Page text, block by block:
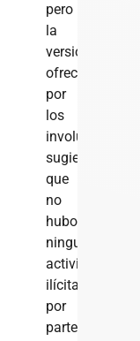
pero
la
versión
ofrecida
por
los
involucrados
sugiere
que
no
hubo
ninguna
actividad
ilícita
por
parte